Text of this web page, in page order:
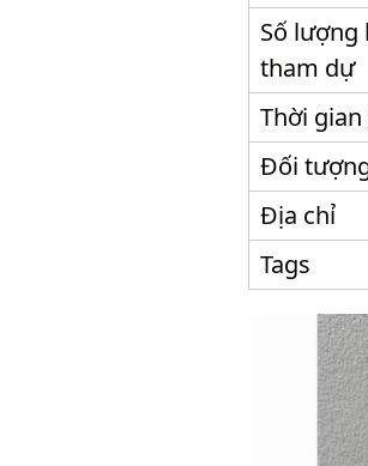
Số lượng
tham dự
Thời
Đối
Địa chỉ
Tags